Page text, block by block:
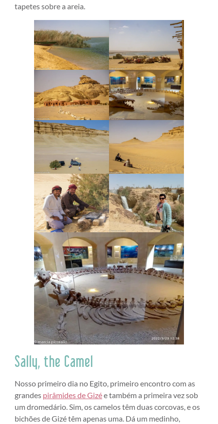
tapetes sobre a areia.
Sally, the Camel
Nosso primeiro dia no Egito, primeiro encontro com as
grandes pirâmides de Gizée também a primeira vez sob
um dromedário. Sim, os camelos têm duas corcovas, e os
bichões de Gizé têm apenas uma. Dá um medinho,